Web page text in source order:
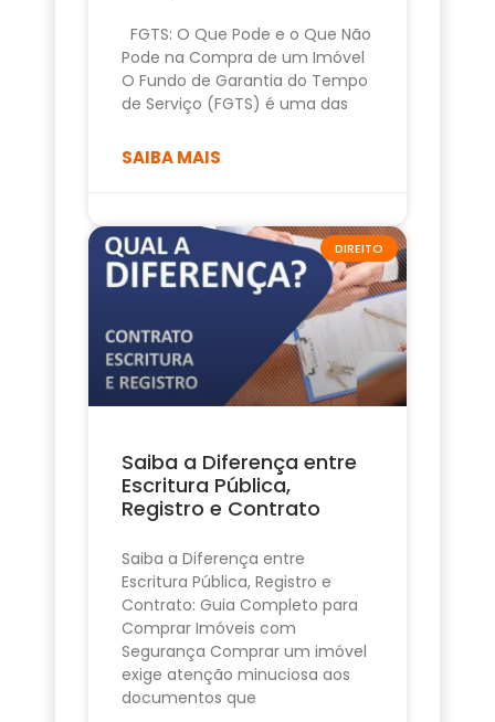
FGTS: O Que Pode e o Que Não
Pode na Compra de um Imóvel
O Fundo de Garantia do Tempo
de Serviço (FGTS) é uma das
SAIBA MAIS
DIREITO
Saiba a Diferença entre
Escritura Pública,
Registro e Contrato
Saiba a Diferença entre
Escritura Pública, Registro e
Contrato: Guia Completo para
Comprar Imóveis com
Segurança Comprar um imóvel
exige atenção minuciosa aos
documentos que